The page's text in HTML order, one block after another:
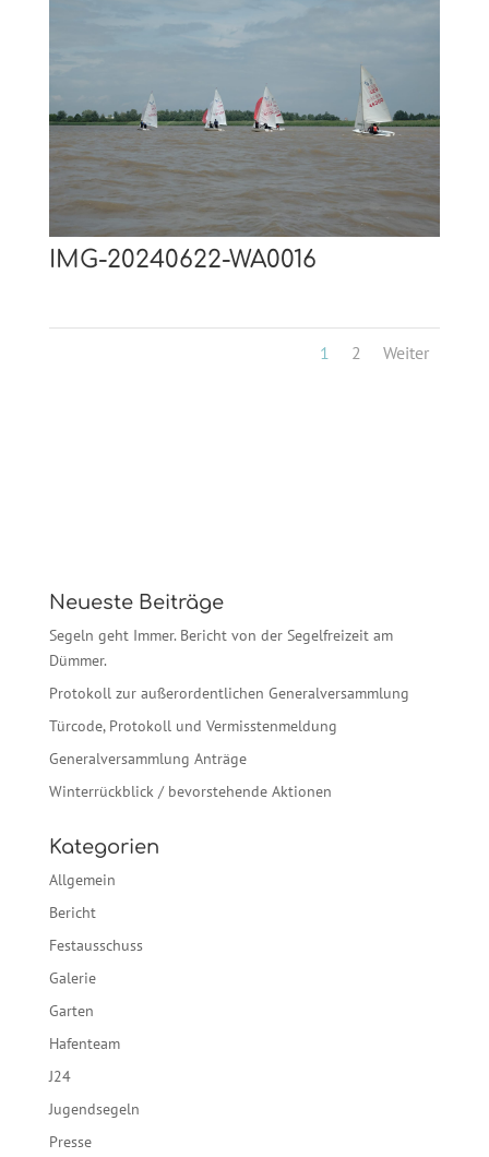
IMG-20240622-WA0016
1 2 Weiter
Neueste Beiträge
Segeln geht Immer. Bericht von der Segelfreizeit am
Dümmer.
Protokoll zur außerordentlichen Generalversammlung
Türcode, Protokoll und Vermisstenmeldung
Generalversammlung Anträge
Winterrückblick / bevorstehende Aktionen
Kategorien
Allgemein
Bericht
Festausschuss
Galerie
Garten
Hafenteam
J24
Jugendsegeln
Presse